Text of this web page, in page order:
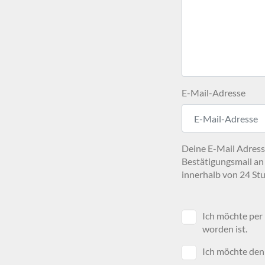
E-Mail-Adresse
Deine E-Mail
Bestätigungsmail
innerhalb von 24
Ich möchte
worden ist.
Ich möchte